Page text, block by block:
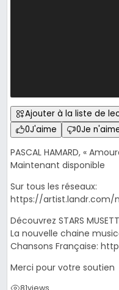
Ajouter à la liste de
0J'aime 0Je
PASCAL HAMARD, «
Maintenant disponible
Sur tous les réseaux:
https://artist.landr.com/
Découvrez STARS
La nouvelle chaine
Chansons Française:
Merci pour votre soutien